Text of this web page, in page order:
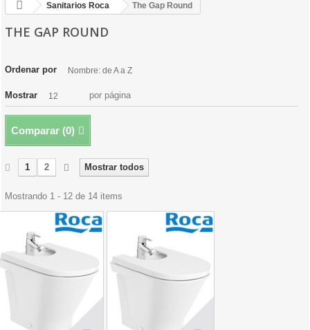
Sanitarios Roca The Gap Round
THE GAP ROUND
Ordenar por Nombre: de A a Z
Mostrar 12 por página
Comparar (0)
Mostrar todos
1 2
Mostrando 1 - 12 de 14 items